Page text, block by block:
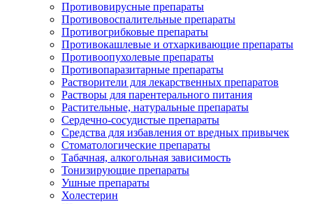
Противовирусные препараты
Противовоспалительные препараты
Противогрибковые препараты
Противокашлевые и отхаркивающие препараты
Противоопухолевые препараты
Противопаразитарные препараты
Растворители для лекарственных препаратов
Растворы для парентерального питания
Растительные, натуральные препараты
Сердечно-сосудистые препараты
Средства для избавления от вредных привычек
Стоматологические препараты
Табачная, алкогольная зависимость
Тонизирующие препараты
Ушные препараты
Холестерин